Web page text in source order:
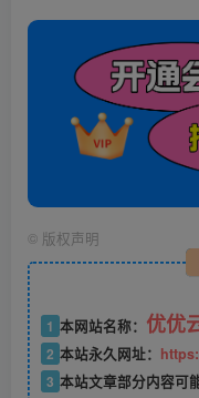
© 版权声明
1 本网站名称： 优优
2 本站永久网址：
3 本站文章部分内容可